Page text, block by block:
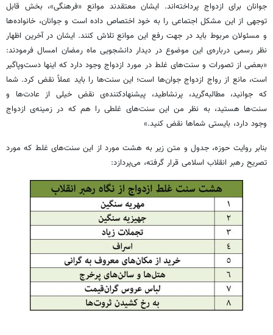
جوانان برای ازدواج پرداخته‌اند. ایشان معتقدند موانع «فرهنگی»، بخش قابل
توجهی از این مشکل اجتماعی را به خود اختصاص داده است و جوانان، خانواده‌ها
و مسئولان مربوط باید در جهت رفع این موانع تلاش کنند. ایشان در آخرین اظهار
نظر رسمی درباره‌ی این موضوع در دیدار دانشجویی ماه رمضان امسال فرمودند:
«بعضی از تصورات و سنت‌های غلط در مورد ازدواج وجود دارد که اینها دست‌وپاگیر
است، مانع از رواج ازدواج جوان‌ها است؛ این سنت‌ها را باید عملاً نقض کرد. شما
که جوانید، مطالبه‌گرید، پرنشاطید، پیشنهادکننده‌ی نقض خیلی از عادت‌ها و
سنت‌ها هستید، به نظر من این سنت‌های غلطی را هم که در زمینه‌ی ازدواج
وجود دارد، بایستی شماها نقض کنید.»
بنابر روایت حوزه، جدول و متن زیر به هشت مورد از این سنت‌های غلط که مورد
تصریح رهبر انقلاب اسلامی قرار گرفته، می‌پردازد: